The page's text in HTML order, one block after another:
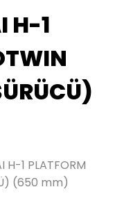
H-1
H-1 PLATFORM
(650 mm)